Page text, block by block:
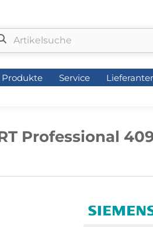
Produkte Service
Professional
Produkte Service